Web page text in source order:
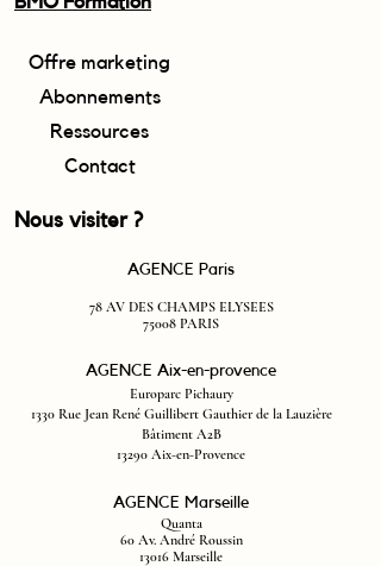
Offre marketing
Abonnements
Ressources
Contact
Nous visiter ?
AGENCE Paris
78 AV DES CHAMPS ELYSEES
75008 PARIS
AGENCE Aix-en-provence
Europarc Pichaury
1330 Rue Jean René Guillibert Gauthier de la Lauzière
Bâtiment A2B
13290 Aix-en-Provence
AGENCE Marseille
Quanta
60 Av. André Roussin
13016 Marseille